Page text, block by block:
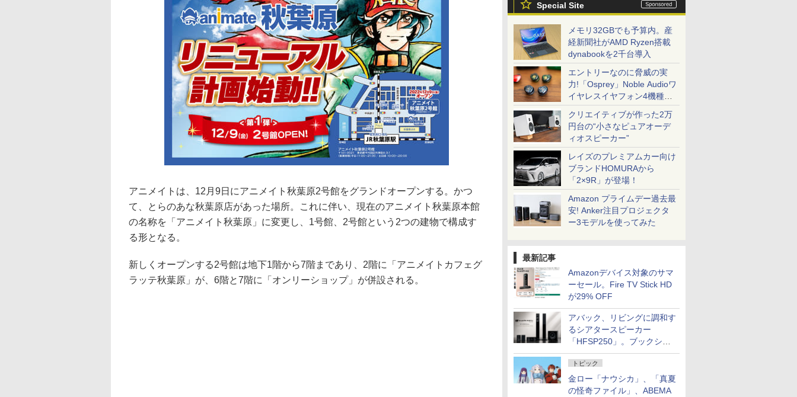
Special Site
メモリ32GBでも予算内。産
経新聞社がAMD Ryzen搭載
dynabookを2千台導入
エントリーなのに脅威の実
力!「Osprey」Noble Audioワ
イヤレスイヤフォン4機種を
一気に聴く
クリエイティブが作った2万
円台の“小さなピュアオーデ
ィオスピーカー”
レイズのプレミアムカー向け
ブランドHOMURAから
「2×9R」が登場！
Amazon プライムデー過去最
安! Anker注目プロジェクタ
ー3モデルを使ってみた
最新記事
Amazonデバイス対象のサマ
ーセール。Fire TV Stick HD
が29% OFF
アバック、リビングに調和す
るシアタースピーカー
「HFSP250」。ブックシェ
ルフはペア3万円以下
トピック
金ロー「ナウシカ」、「真夏
の怪奇ファイル」、ABEMA
アニメイトは、12月9日にアニメイト秋葉原2号館をグランドオープンする。かつ
て、とらのあな秋葉原店があった場所。これに伴い、現在のアニメイト秋葉原本館
の名称を「アニメイト秋葉原」に変更し、1号館、2号館という2つの建物で構成す
る形となる。
新しくオープンする2号館は地下1階から7階まであり、2階に「アニメイトカフェグ
ラッテ秋葉原」が、6階と7階に「オンリーショップ」が併設される。